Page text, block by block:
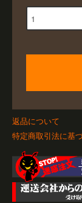
返品について
特定商取引法に基